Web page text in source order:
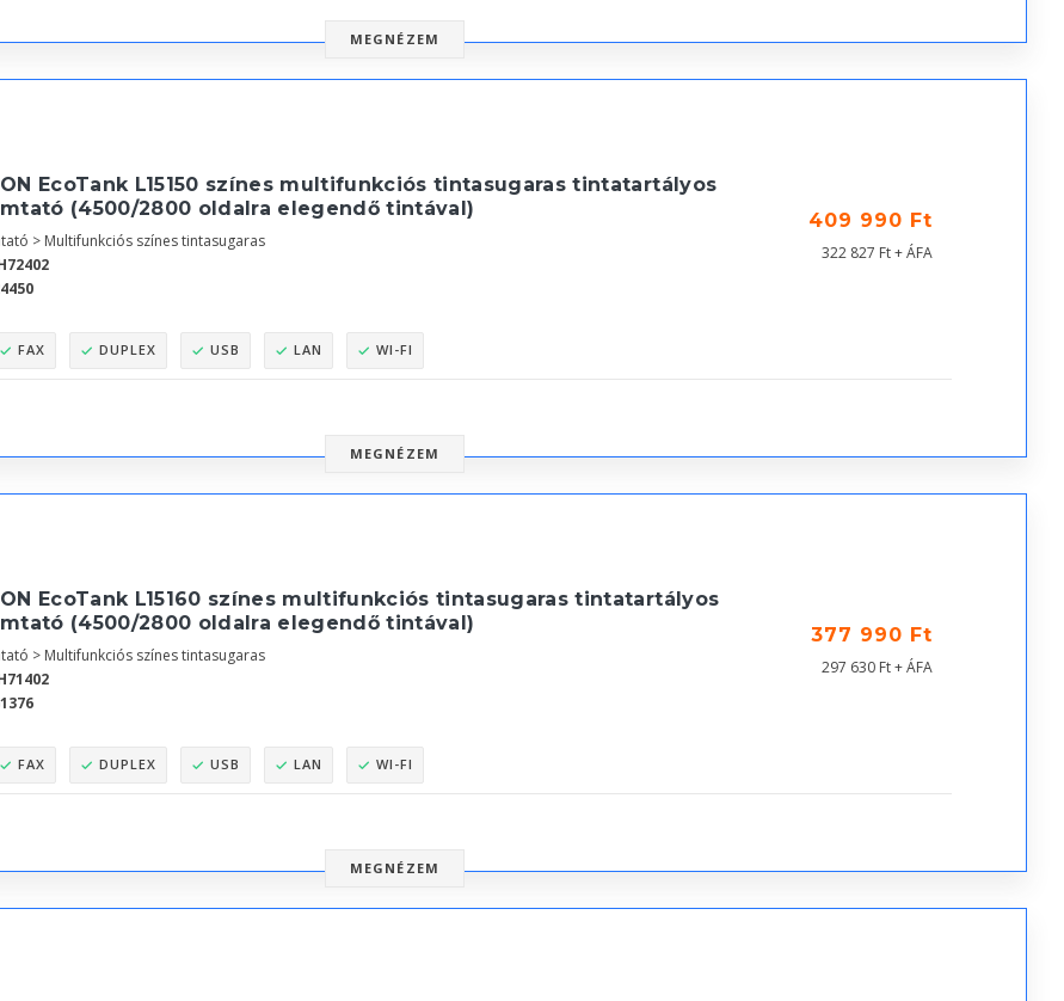
MEGNÉZEM
EcoTank L15150 színes multifunkciós tintasugaras tintatartályos
(4500/2800 oldalra elegendő tintával)
> Multifunkciós színes tintasugaras
409 990 Ft
322 827 Ft + ÁFA
FAX DUPLEX USB LAN WI-FI
MEGNÉZEM
EcoTank L15160 színes multifunkciós tintasugaras tintatartályos
(4500/2800 oldalra elegendő tintával)
> Multifunkciós színes tintasugaras
377 990 Ft
297 630 Ft + ÁFA
FAX DUPLEX USB LAN WI-FI
MEGNÉZEM